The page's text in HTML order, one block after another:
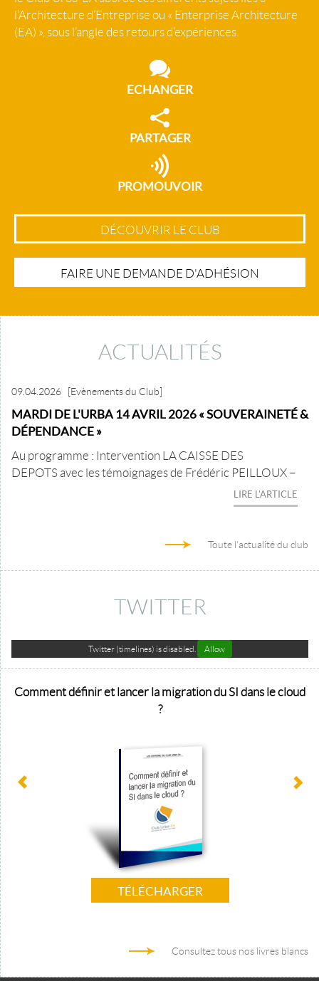
l’Architecture d’Entreprise ou « Enterprise Architecture
(EA) », sous l’angle des retours d’expériences.
ECHANGER
PARTAGER
PROMOUVOIR
DÉCOUVRIR LE CLUB
FAIRE UNE DEMANDE D'ADHÉSION
ACTUALITÉS
09.04.2026 [Evènements du Club]
MARDI DE L'URBA 14 AVRIL 2026 « SOUVERAINETÉ &
DÉPENDANCE »
Au programme : Intervention LA CAISSE DES
DEPOTS avec les témoignages de Frédéric PEILLOUX –
LIRE L'ARTICLE
Toute l'actualité du club
TWITTER
Twitter (timelines) is disabled. Allow
Comment définir et lancer la migration du SI dans le cloud
?
TÉLÉCHARGER
Consultez tous nos livres blancs